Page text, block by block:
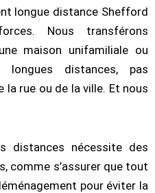
longue distance Shefford
Nous transférons
maison unifamiliale ou
longues distances, pas
la rue ou de la ville. Et nous
distances nécessite des
comme s’assurer que tout
pour éviter la